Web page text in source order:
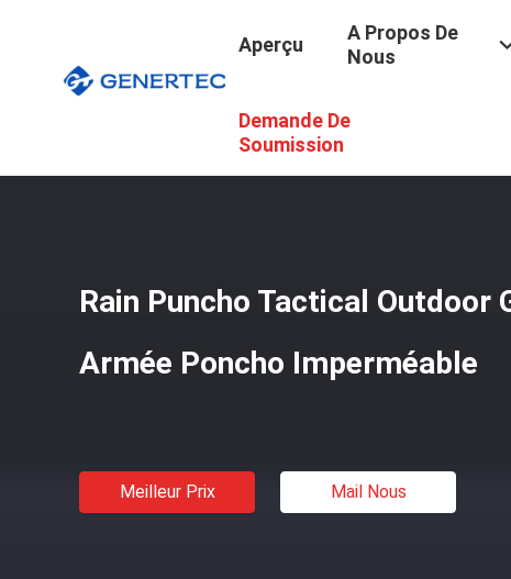
Aperçu
A Propos De
Nous
Demande De
Soumission
Vitesse Extérieure Tactique
Rain Puncho Tactical Outdoor
Armée Poncho Imperméable
Meilleur Prix Mail Nous